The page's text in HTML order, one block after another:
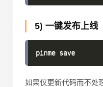
5) 一键发布上线
如果仅更新代码而不处